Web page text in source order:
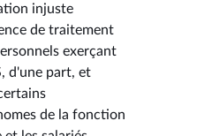
injuste
de traitement
exerçant
d'une part, et
de la fonction